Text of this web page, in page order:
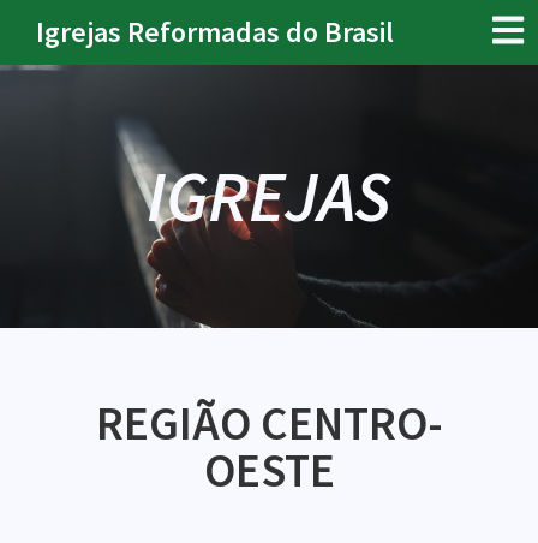
Igrejas Reformadas do Brasil
IGREJAS
REGIÃO CENTRO-
OESTE